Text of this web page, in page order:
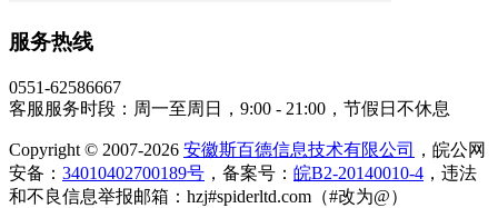
服务热线
0551-62586667
客服服务时段：周一至周日，9:00 - 21:00，节假日不休息
Copyright © 2007-2026 安徽斯百德信息技术有限公司
，皖公网
安备： 34010402700189号 ，备案号： 皖B2-20140010-4 ，违法
和不良信息举报邮箱：hzj#spiderltd.com（#改为@）